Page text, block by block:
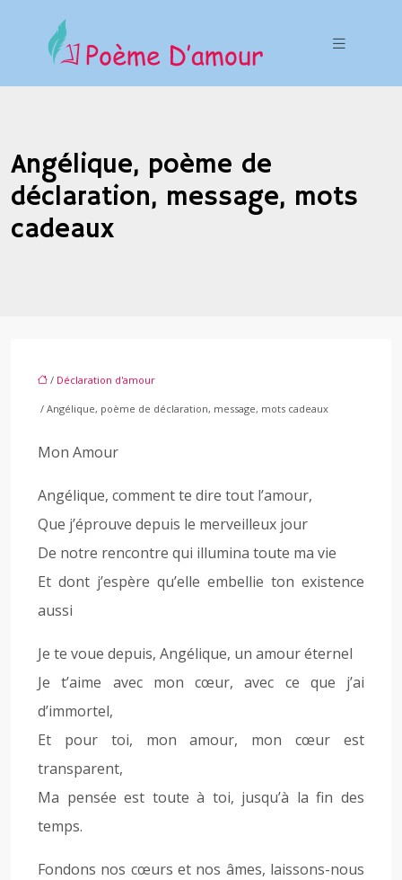
Angélique, poème de
déclaration, message, mots
cadeaux
/ Déclaration d'amour
/ Angélique, poème de déclaration, message, mots cadeaux
Mon Amour
Angélique, comment te dire tout l’amour,
Que j’éprouve depuis le merveilleux jour
De notre rencontre qui illumina toute ma vie
Et dont j’espère qu’elle embellie ton existence
aussi
Je te voue depuis, Angélique, un amour éternel
Je t’aime avec mon cœur, avec ce que j’ai
d’immortel,
Et pour toi, mon amour, mon cœur est
transparent,
Ma pensée est toute à toi, jusqu’à la fin des
temps.
Fondons nos cœurs et nos âmes, laissons-nous